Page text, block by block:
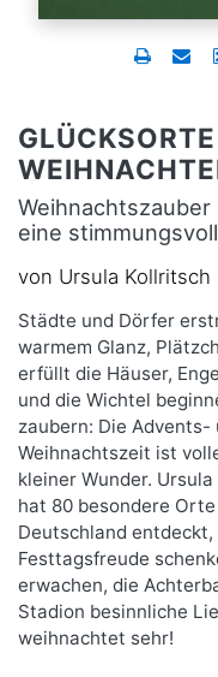
eine
von Ursula Kollritsch
Städte und Dörfer
warmem Glanz,
erfüllt die Häuser,
und die Wichtel
zaubern: Die Advents-
Weihnachtszeit ist
kleiner Wunder.
hat 80 besondere
Deutschland
Festtagsfreude
erwachen, die
Stadion besinnliche
weihnachtet sehr!